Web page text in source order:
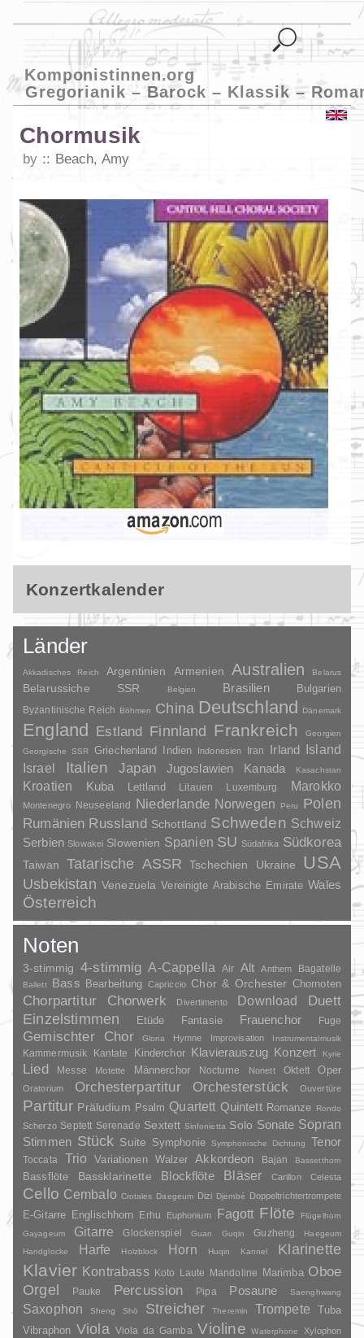
Komponistinnen.org
Gregorianik – Barock – Klassik –
Chormusik
by Beach, Amy
Konzertkalender
Länder
Akkadisches Reich Argentinien Armenien Australien Belarus
Belarussiche SSR Belgien Brasilien Bulgarien
Byzantinische Reich Böhmen China Deutschland Dänemark
England Estland Finnland Frankreich
Georgien
Georgische SSR
Griechenland Indien Indonesien Iran Irland
Island
Israel
Italien Japan Jugoslawien Kanada Kasachstan
Kroatien Kuba Lettland Litauen Luxemburg Marokko
Montenegro Neuseeland Niederlande Norwegen Peru
Polen
Rumänien Russland Schottland Schweden Schweiz
Serbien Slowakei Slowenien Spanien SU Südafrika Südkorea
Taiwan Tatarische ASSR Tschechien Ukraine USA
Usbekistan Venezuela Vereinigte Arabische Emirate Wales
Österreich
Noten
3-stimmig 4-stimmig A-Cappella Air Alt Anthem Bagatelle
Ballett Bass Bearbeitung Capriccio Chor & Orchester Chornoten
Chorpartitur Chorwerk Divertimento Download
Duett
Einzelstimmen
Etüde Fantasie Frauenchor Fuge
Gemischter Chor Gloria Hymne Improvisation Instrumentalmusik
Kammermusik Kantate Kinderchor Klavierauszug Konzert Kyrie
Lied Messe Motette Männerchor Nocturne Nonett Oktett Oper
Oratorium Orchesterpartitur Orchesterstück Ouvertüre
Partitur Präludium Psalm Quartett Quintett Romanze Rondo
Scherzo Septett Serenade Sextett Sinfonietta Solo Sonate Sopran
Stimmen Stück Suite Symphonie Symphonische Dichtung Tenor
Toccata Trio Variationen Walzer Akkordeon Bajan Bassetthorn
Bassflöte Bassklarinette Blockflöte Bläser Carillon Celesta
Cello Cembalo Crotales Daegeum Dizi Djembé Doppeltrichtertrompete
E-Gitarre Englischhorn Erhu Euphonium Fagott Flöte
Flügelhorn
Gayageum
Gitarre Glockenspiel Guan Guqin Guzheng
Haegeum
Handglocke
Harfe Holzblock Horn Huqin Kannel Klarinette
Klavier Kontrabass Koto Laute Mandoline Marimba Oboe
Orgel Pauke Percussion Pipa Posaune Saenghwang
Saxophon Sheng Shō Streicher Theremin Trompete
Tuba
Vibraphon Viola Viola da Gamba Violine Waterphone
Xylophon